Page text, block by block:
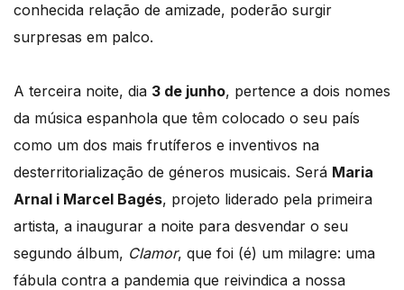
conhecida relação de amizade, poderão surgir
surpresas em palco.
A terceira noite, dia 3 de junho, pertence a dois nomes
da música espanhola que têm colocado o seu país
como um dos mais frutíferos e inventivos na
desterritorialização de géneros musicais. Será Maria
Arnal i Marcel Bagés, projeto liderado pela primeira
artista, a inaugurar a noite para desvendar o seu
segundo álbum, Clamor, que foi (é) um milagre: uma
fábula contra a pandemia que reivindica a nossa